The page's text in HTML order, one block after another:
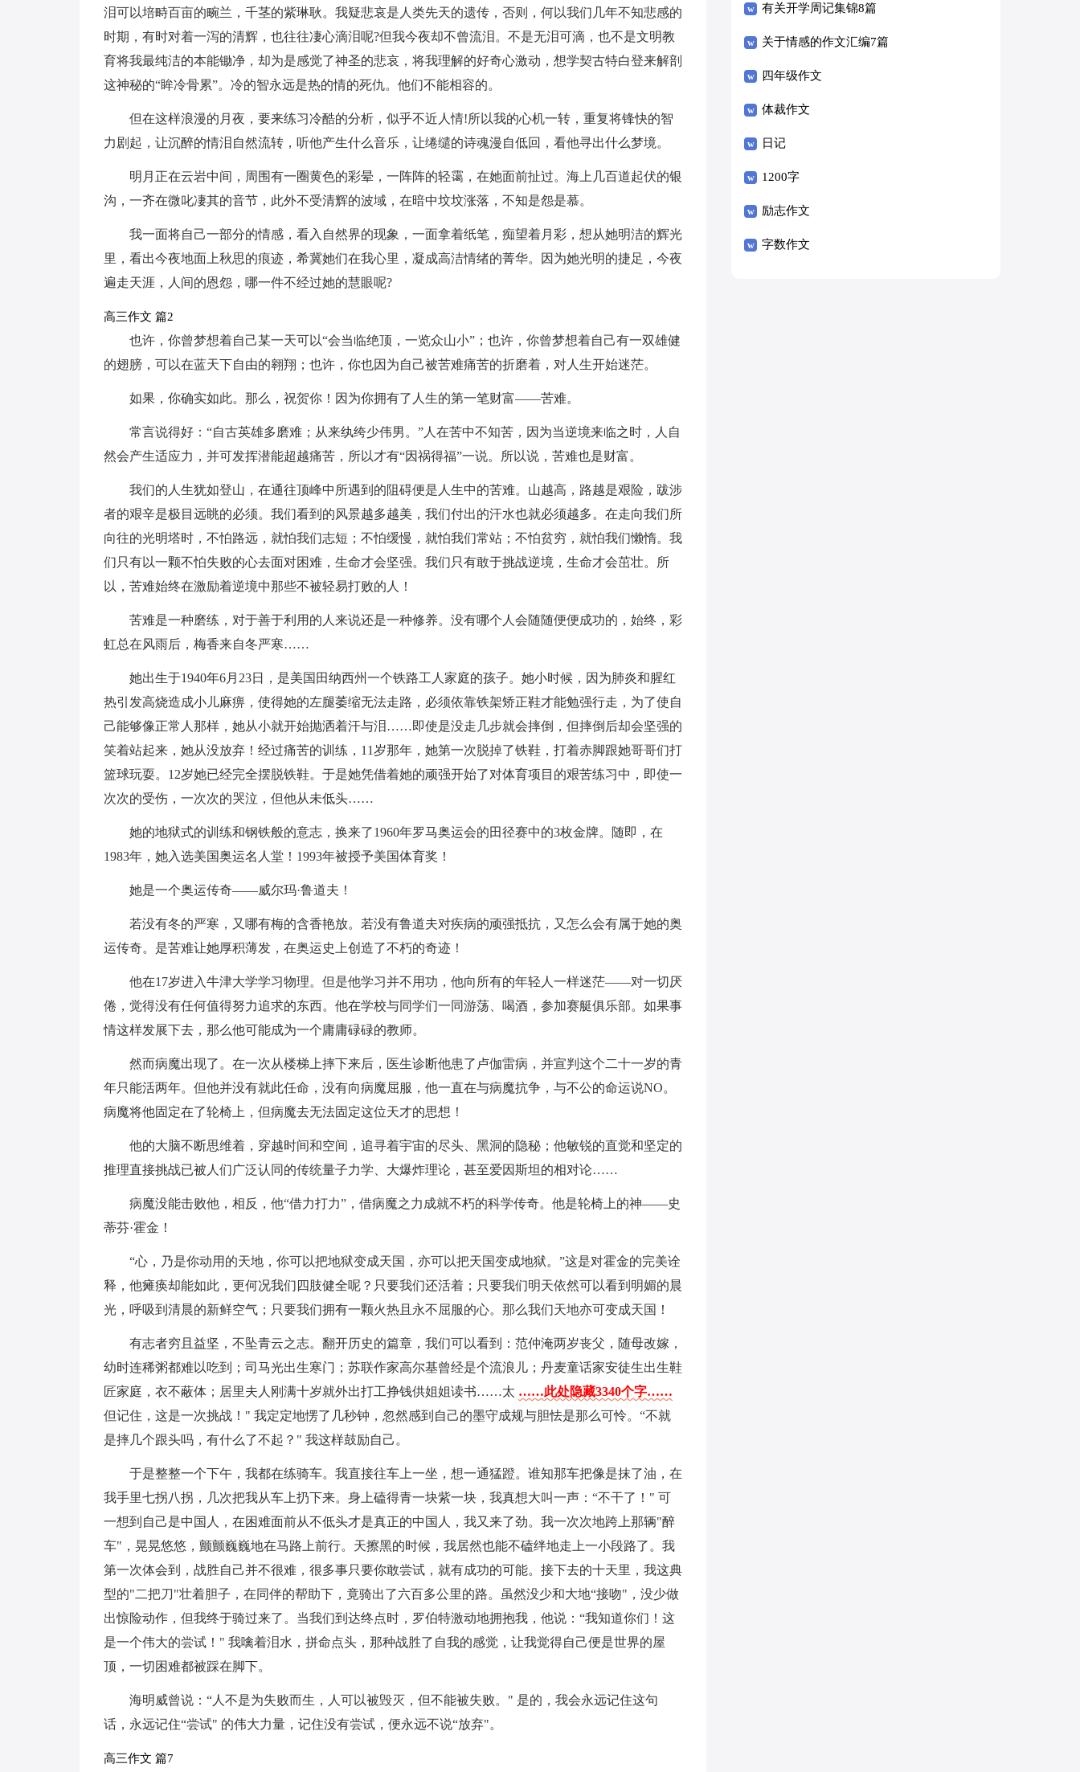
泪可以培畤百亩的畹兰，千茎的紫琳耿。我疑悲哀是人类先天的遗传，否则，何以我们几年不知悲感的
时期，有时对着一泻的清辉，也往往凄心滴泪呢?但我今夜却不曾流泪。不是无泪可滴，也不是文明教
育将我最纯洁的本能锄净，却为是感觉了神圣的悲哀，将我理解的好奇心激动，想学契古特白登来解剖
这神秘的“眸冷骨累”。冷的智永远是热的情的死仇。他们不能相容的。
但在这样浪漫的月夜，要来练习冷酷的分析，似乎不近人情!所以我的心机一转，重复将锋快的智
力剧起，让沉醉的情泪自然流转，听他产生什么音乐，让绻缱的诗魂漫自低回，看他寻出什么梦境。
明月正在云岩中间，周围有一圈黄色的彩晕，一阵阵的轻霭，在她面前扯过。海上几百道起伏的银
沟，一齐在微叱凄其的音节，此外不受清辉的波域，在暗中坟坟涨落，不知是怨是慕。
我一面将自己一部分的情感，看入自然界的现象，一面拿着纸笔，痴望着月彩，想从她明洁的辉光
里，看出今夜地面上秋思的痕迹，希冀她们在我心里，凝成高洁情绪的菁华。因为她光明的捷足，今夜
遍走天涯，人间的恩怨，哪一件不经过她的慧眼呢?
高三作文 篇2
也许，你曾梦想着自己某一天可以“会当临绝顶，一览众山小”；也许，你曾梦想着自己有一双雄健
的翅膀，可以在蓝天下自由的翱翔；也许，你也因为自己被苦难痛苦的折磨着，对人生开始迷茫。
如果，你确实如此。那么，祝贺你！因为你拥有了人生的第一笔财富——苦难。
常言说得好：“自古英雄多磨难；从来纨绔少伟男。”人在苦中不知苦，因为当逆境来临之时，人自
然会产生适应力，并可发挥潜能超越痛苦，所以才有“因祸得福”一说。所以说，苦难也是财富。
我们的人生犹如登山，在通往顶峰中所遇到的阻碍便是人生中的苦难。山越高，路越是艰险，跋涉
者的艰辛是极目远眺的必须。我们看到的风景越多越美，我们付出的汗水也就必须越多。在走向我们所
向往的光明塔时，不怕路远，就怕我们志短；不怕缓慢，就怕我们常站；不怕贫穷，就怕我们懒惰。我
们只有以一颗不怕失败的心去面对困难，生命才会坚强。我们只有敢于挑战逆境，生命才会茁壮。所
以，苦难始终在激励着逆境中那些不被轻易打败的人！
苦难是一种磨练，对于善于利用的人来说还是一种修养。没有哪个人会随随便便成功的，始终，彩
虹总在风雨后，梅香来自冬严寒……
她出生于1940年6月23日，是美国田纳西州一个铁路工人家庭的孩子。她小时候，因为肺炎和腥红
热引发高烧造成小儿麻痹，使得她的左腿萎缩无法走路，必须依靠铁架矫正鞋才能勉强行走，为了使自
己能够像正常人那样，她从小就开始抛洒着汗与泪……即使是没走几步就会摔倒，但摔倒后却会坚强的
笑着站起来，她从没放弃！经过痛苦的训练，11岁那年，她第一次脱掉了铁鞋，打着赤脚跟她哥哥们打
篮球玩耍。12岁她已经完全摆脱铁鞋。于是她凭借着她的顽强开始了对体育项目的艰苦练习中，即使一
次次的受伤，一次次的哭泣，但他从未低头……
她的地狱式的训练和钢铁般的意志，换来了1960年罗马奥运会的田径赛中的3枚金牌。随即，在
1983年，她入选美国奥运名人堂！1993年被授予美国体育奖！
她是一个奥运传奇——威尔玛·鲁道夫！
若没有冬的严寒，又哪有梅的含香艳放。若没有鲁道夫对疾病的顽强抵抗，又怎么会有属于她的奥
运传奇。是苦难让她厚积薄发，在奥运史上创造了不朽的奇迹！
他在17岁进入牛津大学学习物理。但是他学习并不用功，他向所有的年轻人一样迷茫——对一切厌
倦，觉得没有任何值得努力追求的东西。他在学校与同学们一同游荡、喝酒，参加赛艇俱乐部。如果事
情这样发展下去，那么他可能成为一个庸庸碌碌的教师。
然而病魔出现了。在一次从楼梯上摔下来后，医生诊断他患了卢伽雷病，并宣判这个二十一岁的青
年只能活两年。但他并没有就此任命，没有向病魔屈服，他一直在与病魔抗争，与不公的命运说NO。
病魔将他固定在了轮椅上，但病魔去无法固定这位天才的思想！
他的大脑不断思维着，穿越时间和空间，追寻着宇宙的尽头、黑洞的隐秘；他敏锐的直觉和坚定的
推理直接挑战已被人们广泛认同的传统量子力学、大爆炸理论，甚至爱因斯坦的相对论……
病魔没能击败他，相反，他“借力打力”，借病魔之力成就不朽的科学传奇。他是轮椅上的神——史
蒂芬·霍金！
“心，乃是你动用的天地，你可以把地狱变成天国，亦可以把天国变成地狱。”这是对霍金的完美诠
释，他瘫痪却能如此，更何况我们四肢健全呢？只要我们还活着；只要我们明天依然可以看到明媚的晨
光，呼吸到清晨的新鲜空气；只要我们拥有一颗火热且永不屈服的心。那么我们天地亦可变成天国！
有志者穷且益坚，不坠青云之志。翻开历史的篇章，我们可以看到：范仲淹两岁丧父，随母改嫁，
幼时连稀粥都难以吃到；司马光出生寒门；苏联作家高尔基曾经是个流浪儿；丹麦童话家安徒生出生鞋
匠家庭，衣不蔽体；居里夫人刚满十岁就外出打工挣钱供姐姐读书……太 ……此处隐藏3340个字……
但记住，这是一次挑战！" 我定定地愣了几秒钟，忽然感到自己的墨守成规与胆怯是那么可怜。“不就
是摔几个跟头吗，有什么了不起？" 我这样鼓励自己。
于是整整一个下午，我都在练骑车。我直接往车上一坐，想一通猛蹬。谁知那车把像是抹了油，在
我手里七拐八拐，几次把我从车上扔下来。身上磕得青一块紫一块，我真想大叫一声：“不干了！" 可
一想到自己是中国人，在困难面前从不低头才是真正的中国人，我又来了劲。我一次次地跨上那辆"醉
车"，晃晃悠悠，颤颤巍巍地在马路上前行。天擦黑的时候，我居然也能不磕绊地走上一小段路了。我
第一次体会到，战胜自己并不很难，很多事只要你敢尝试，就有成功的可能。接下去的十天里，我这典
型的"二把刀"壮着胆子，在同伴的帮助下，竟骑出了六百多公里的路。虽然没少和大地“接吻"，没少做
出惊险动作，但我终于骑过来了。当我们到达终点时，罗伯特激动地拥抱我，他说：“我知道你们！这
是一个伟大的尝试！" 我噙着泪水，拼命点头，那种战胜了自我的感觉，让我觉得自己便是世界的屋
顶，一切困难都被踩在脚下。
海明威曾说：“人不是为失败而生，人可以被毁灭，但不能被失败。" 是的，我会永远记住这句
话，永远记住“尝试" 的伟大力量，记住没有尝试，便永远不说“放弃"。
高三作文 篇7
有关开学周记集锦8篇
关于情感的作文汇编7篇
四年级作文
体裁作文
日记
1200字
励志作文
字数作文